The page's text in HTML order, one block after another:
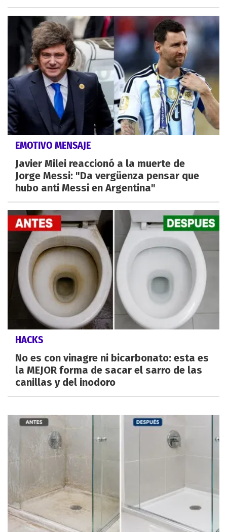
EMOTIVO MENSAJE
Javier Milei reaccionó a la muerte de
Jorge Messi: "Da vergüenza pensar que
hubo anti Messi en Argentina"
HACKS
No es con vinagre ni bicarbonato: esta es
la MEJOR forma de sacar el sarro de las
canillas y del inodoro